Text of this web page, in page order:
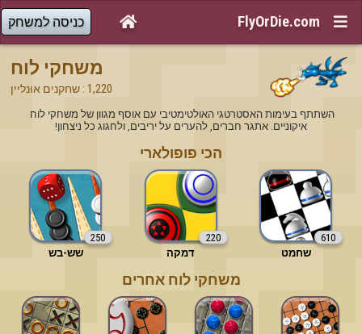

FlyOrDie.com
 כניסה למשחק
משחקי לוח
איקוניים. אתגר חברים, להערים על יריבים, ולחגוג כל ניצחון!
הכי פופולארי
610
שחמט
220
דמקה
250
שש-בש
משחקי לוח אחרים